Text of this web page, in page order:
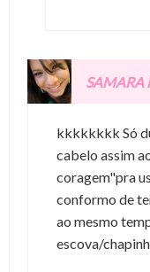
SAMARA
kkkkkkkk Só
cabelo assim
coragem"pra
conformo de
ao mesmo
escova/